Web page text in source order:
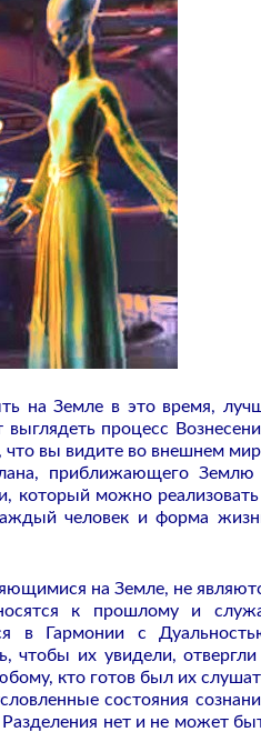
на Земле в это время,
процесс
что вы видите во внешнем
приближающего Землю
который можно
человек и форма
на Земле, не
к прошлому и
в Гармонии с
чтобы их увидели,
кто готов был их
состояния
нет и не может